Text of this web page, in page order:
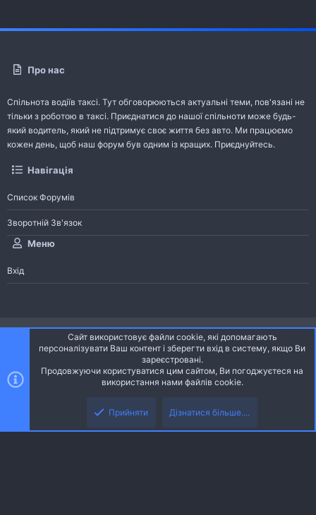
Про нас
Спільнота водіїв таксі. Тут обговорюються актуальні теми, пов'язані не
тільки з роботою в таксі. Приєднатися до нашої спільноти може будь-
який водитель, який не підтримує своє життя без авто. Ми працюємо
кожен день, щоб наш форум був одним із кращих. Приєднуйтесь.
Навігація
Список Форумів
Зворотній Зв'язок
Меню
Вхід
Ніч
Українська (UA)
S
Community platform by XenForo® © 2010-2026 XenForo Ltd.
Community platform by XenForo © 2010-2022 XenForo Ltd. | dev: Pages
Сайт використовує файли cookie, які допомагають
персоналізувати Ваш контент і зберегти вхід в систему, якщо Ви
зареєстровані.
Продовжуючи користуватися цим сайтом, Ви погоджуєтеся на
використання нами файлів cookie.
Прийняти Дізнатися більше....